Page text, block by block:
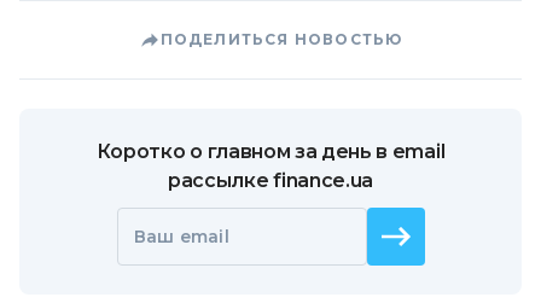
ПОДЕЛИТЬСЯ НОВОСТЬЮ
Коротко о главном за день в email
рассылке finance.ua
Ваш email